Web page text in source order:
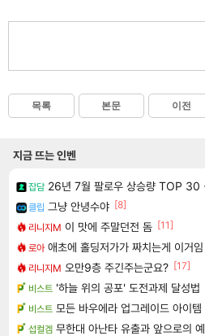
목록 본문 이전
지금 뜨는 인벤
잡담 26년 7월 팔로우 상승량 TOP 30
클립 그냥 안녕수야 [8]
리니지M 이 맛에 주말던전 돔 [11]
로아 애초에 홀딩저가가 짜치는게 이거임
리니지M 오만9층 주긴주는군요? [17]
비스트 '하늘 위의 공포' 도전과제 달성법
비스트 모든 바우에라 업그레이드 아이
섭컬겜 무한대 아난타 유출과 앞으로의